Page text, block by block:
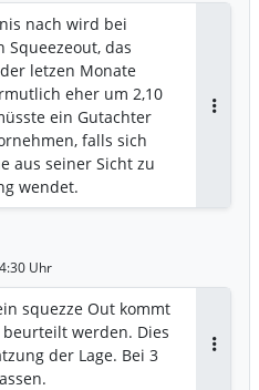
nach wird bei
Squeezeout, das
letzen Monate
eher um 2,10
ein Gutachter
falls sich
aus seiner Sicht zu
wendet.
Uhr
squezze Out kommt
werden. Dies
der Lage. Bei 3